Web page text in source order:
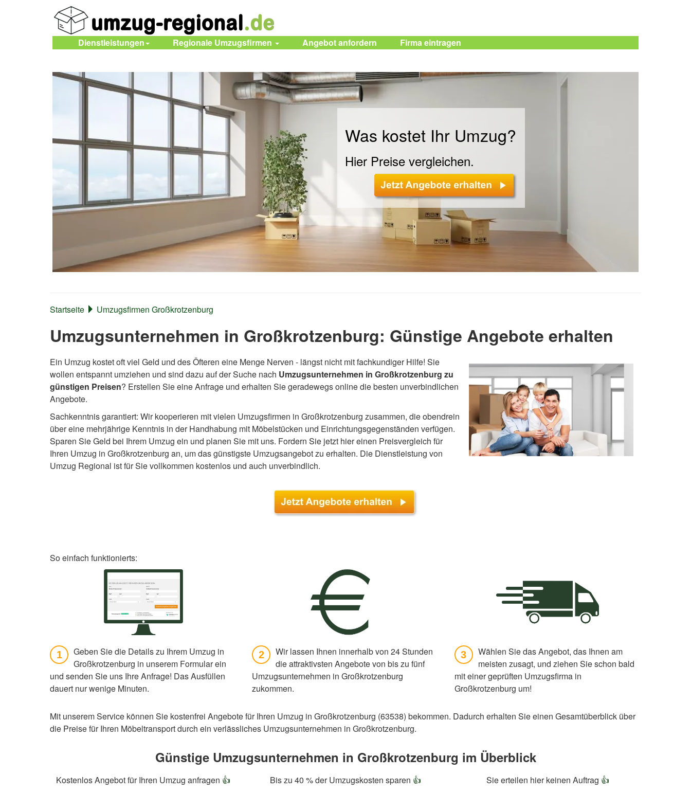
Dienstleistungen Regionale Umzugsfirmen Angebot anfordern Firma eintragen
Was kostet Ihr Umzug?
Hier Preise vergleichen.
Startseite Umzugsfirmen Großkrotzenburg
Umzugsunternehmen in Großkrotzenburg: Günstige Angebote erhalten
Ein Umzug kostet oft viel Geld und des Öfteren eine Menge Nerven - längst nicht mit fachkundiger Hilfe! Sie
wollen entspannt umziehen und sind dazu auf der Suche nach Umzugsunternehmen in Großkrotzenburg zu
günstigen Preisen? Erstellen Sie eine Anfrage und erhalten Sie geradewegs online die besten unverbindlichen
Angebote.
Sachkenntnis garantiert: Wir kooperieren mit vielen Umzugsfirmen in Großkrotzenburg zusammen, die obendrein
über eine mehrjährige Kenntnis in der Handhabung mit Möbelstücken und Einrichtungsgegenständen verfügen.
Sparen Sie Geld bei Ihrem Umzug ein und planen Sie mit uns. Fordern Sie jetzt hier einen Preisvergleich für
Ihren Umzug in Großkrotzenburg an, um das günstigste Umzugsangebot zu erhalten. Die Dienstleistung von
Umzug Regional ist für Sie vollkommen kostenlos und auch unverbindlich.
So einfach funktionierts:
1
Geben Sie die Details zu Ihrem Umzug in
Großkrotzenburg in unserem Formular ein
und senden Sie uns Ihre Anfrage! Das Ausfüllen
dauert nur wenige Minuten.
2
Wir lassen Ihnen innerhalb von 24 Stunden
die attraktivsten Angebote von bis zu fünf
Umzugsunternehmen in Großkrotzenburg
zukommen.
3
Wählen Sie das Angebot, das Ihnen am
meisten zusagt, und ziehen Sie schon bald
mit einer geprüften Umzugsfirma in
Großkrotzenburg um!
Mit unserem Service können Sie kostenfrei Angebote für Ihren Umzug in Großkrotzenburg (63538) bekommen. Dadurch erhalten Sie einen Gesamtüberblick über
die Preise für Ihren Möbeltransport durch ein verlässliches Umzugsunternehmen in Großkrotzenburg.
Günstige Umzugsunternehmen in Großkrotzenburg im Überblick
Kostenlos Angebot für Ihren Umzug anfragen 👍 Bis zu 40 % der Umzugskosten sparen 👍 Sie erteilen hier keinen Auftrag 👍